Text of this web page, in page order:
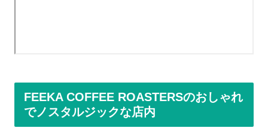
FEEKA COFFEE ROASTERSのおしゃれ
でノスタルジックな店内